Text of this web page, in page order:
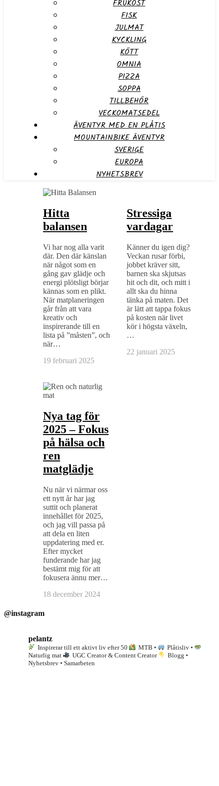
FRUKOST
FISK
JULMAT
KYCKLING
KÖTT
OMNIA
PIZZA
SOPPA
TILLBEHÖR
VECKOMATSEDEL
ÄVENTYR MED EN PLÅTIS
MOUNTAINBIKE ÄVENTYR
SVERIGE
EUROPA
NYHETSBREV
Hitta
balansen
Vi har nog alla varit
där. Den där känslan
när något som en
gång gav glädje och
energi plötsligt börjar
kännas som en plikt.
När matplaneringen
går från att vara
kreativ och
inspirerande till en
lista på ”måsten”, och
när…
19 februari 2025
Stressiga
vardagar
Känner du igen dig?
Veckan rusar förbi,
jobbet kräver sitt,
barnen ska skjutsas
hit och dit, och mitt i
allt ska du hinna
tänka på maten. Det
är lätt att tappa fokus
på kosten när livet
kör i högsta växeln,
…
22 januari 2025
Nya tag för
2025 – Fokus
på hälsa och
ren
matglädje
Nu när vi närmar oss
ett nytt år har jag
suttit och planerat
innehållet för 2025,
och jag vill passa på
att dela en liten
uppdatering med er.
Efter mycket
funderande har jag
bestämt mig för att
fokusera ännu mer…
18 december 2024
@instagram
pelantz
Inspirerar till ett aktivt liv efter 50 MTB •
Plåtisliv •
Naturlig mat
UGC Creator & Content Creator
Blogg •
Nyhetsbrev • Samarbeten